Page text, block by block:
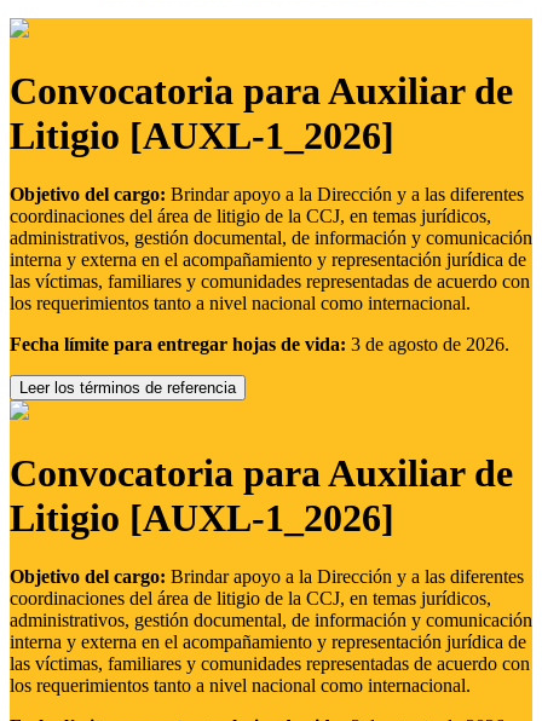
Convocatoria para Auxiliar de
Litigio [AUXL-1_2026]
Objetivo del cargo: Brindar apoyo a la Dirección y a las diferentes
coordinaciones del área de litigio de la CCJ, en temas jurídicos,
administrativos, gestión documental, de información y comunicación
interna y externa en el acompañamiento y representación jurídica de
las víctimas, familiares y comunidades representadas de acuerdo con
los requerimientos tanto a nivel nacional como internacional.
Fecha límite para entregar hojas de vida: 3 de agosto de 2026.
Leer los términos de referencia
Convocatoria para Auxiliar de
Litigio [AUXL-1_2026]
Objetivo del cargo: Brindar apoyo a la Dirección y a las diferentes
coordinaciones del área de litigio de la CCJ, en temas jurídicos,
administrativos, gestión documental, de información y comunicación
interna y externa en el acompañamiento y representación jurídica de
las víctimas, familiares y comunidades representadas de acuerdo con
los requerimientos tanto a nivel nacional como internacional.